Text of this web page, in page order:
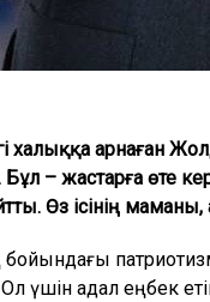
арнаған
– жастарға өте
Өз ісінің маманы,
Ол үшін адал еңбек